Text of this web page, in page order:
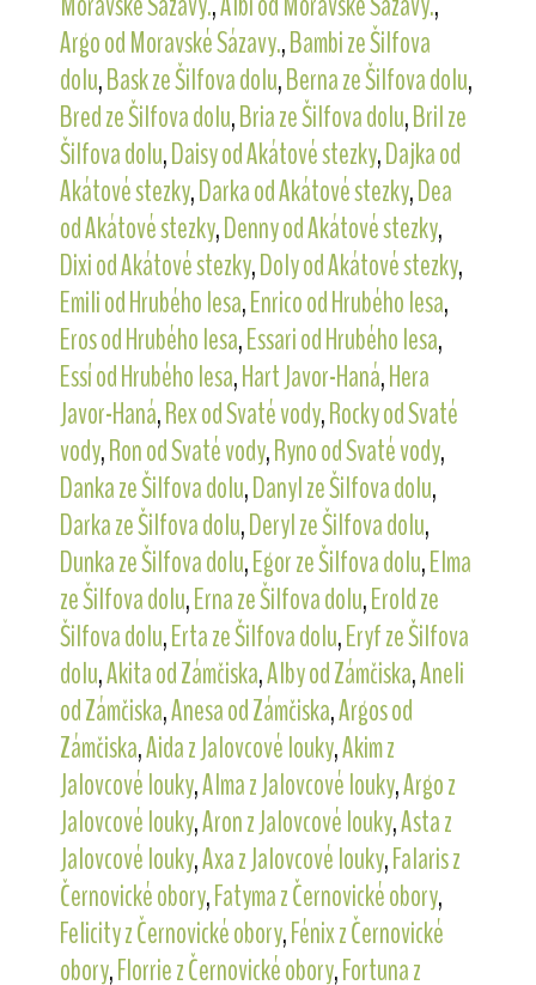
Argo od Moravské Sázavy.,Bambi ze Šilfova
dolu,Bask ze Šilfova dolu,Berna ze Šilfova dolu,
Bred ze Šilfova dolu,Bria ze Šilfova dolu,Bril ze
Šilfova dolu,Daisy od Akátové stezky,Dajka od
Akátové stezky,Darka od Akátové stezky,Dea
od Akátové stezky,Denny od Akátové stezky,
Dixi od Akátové stezky,Doly od Akátové stezky,
Emili od Hrubého lesa,Enrico od Hrubého lesa,
Eros od Hrubého lesa,Essari od Hrubého lesa,
Essí od Hrubého lesa,Hart Javor-Haná,Hera
Javor-Haná,Rex od Svaté vody,Rocky od Svaté
vody,Ron od Svaté vody,Ryno od Svaté vody,
Danka ze Šilfova dolu,Danyl ze Šilfova dolu,
Darka ze Šilfova dolu,Deryl ze Šilfova dolu,
Dunka ze Šilfova dolu,Egor ze Šilfova dolu,Elma
ze Šilfova dolu,Erna ze Šilfova dolu,Erold ze
Šilfova dolu,Erta ze Šilfova dolu,Eryf ze Šilfova
dolu,Akita od Zámčiska,Alby od Zámčiska,Aneli
od Zámčiska,Anesa od Zámčiska,Argos od
Zámčiska,Aida z Jalovcové louky,Akim z
Jalovcové louky,Alma z Jalovcové louky,Argo z
Jalovcové louky,Aron z Jalovcové louky,Asta z
Jalovcové louky,Axa z Jalovcové louky,Falaris z
Černovické obory,Fatyma z Černovické obory,
Felicity z Černovické obory,Fénix z Černovické
obory,Florrie z Černovické obory,Fortuna z